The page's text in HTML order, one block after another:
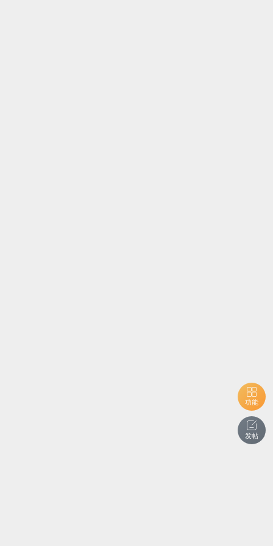
功能
发帖